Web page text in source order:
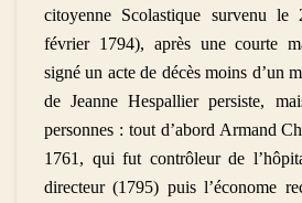
citoyenne Scolastique survenu
février 1794), après une courte
signé un acte de décès moins d’un
de Jeanne Hespallier persiste,
personnes : tout d’abord Armand
1761, qui fut contrôleur de
directeur (1795) puis l’économe